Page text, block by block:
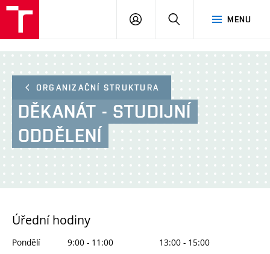
MENU
PŘIHLÁSIT
ORGANIZAČNÍ STRUKTURA
DĚKANÁT - STUDIJNÍ
ODDĚLENÍ
Úřední hodiny
Pondělí 9:00 - 11:00
13:00 - 15:00